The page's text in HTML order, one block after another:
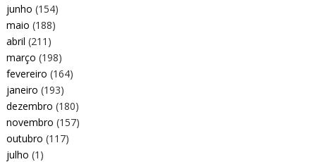
junho (154)
maio (188)
abril (211)
março (198)
fevereiro (164)
janeiro (193)
dezembro (180)
novembro (157)
outubro (117)
julho (1)